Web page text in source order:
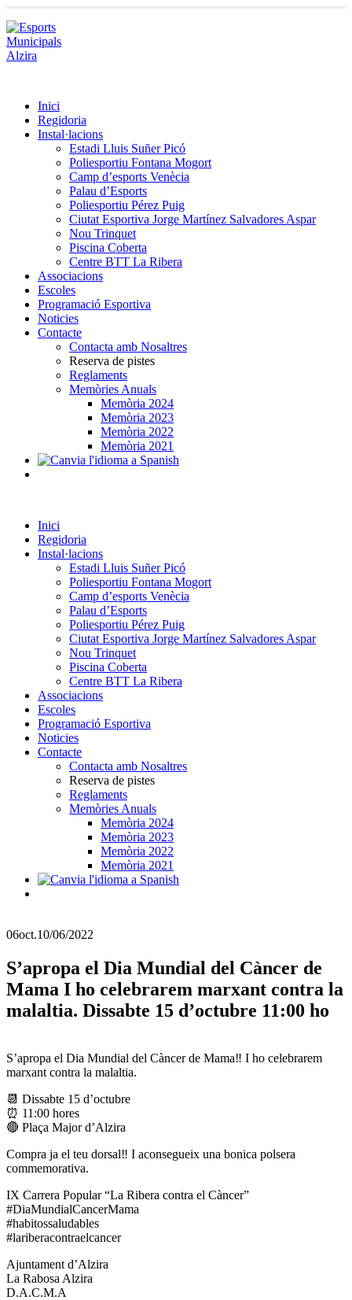
Inici
Regidoria
Instal·lacions
Estadi Lluis Suñer Picó
Poliesportiu Fontana Mogort
Camp d’esports Venècia
Palau d’Esports
Poliesportiu Pérez Puig
Ciutat Esportiva Jorge Martínez Salvadores Aspar
Nou Trinquet
Piscina Coberta
Centre BTT La Ribera
Associacions
Escoles
Programació Esportiva
Noticies
Contacte
Contacta amb Nosaltres
Reserva de pistes
Reglaments
Memòries Anuals
Memòria 2024
Memòria 2023
Memòria 2022
Memòria 2021
Inici
Regidoria
Instal·lacions
Estadi Lluis Suñer Picó
Poliesportiu Fontana Mogort
Camp d’esports Venècia
Palau d’Esports
Poliesportiu Pérez Puig
Ciutat Esportiva Jorge Martínez Salvadores Aspar
Nou Trinquet
Piscina Coberta
Centre BTT La Ribera
Associacions
Escoles
Programació Esportiva
Noticies
Contacte
Contacta amb Nosaltres
Reserva de pistes
Reglaments
Memòries Anuals
Memòria 2024
Memòria 2023
Memòria 2022
Memòria 2021
06oct.10/06/2022
S’apropa el Dia Mundial del Càncer de
Mama I ho celebrarem marxant contra la
malaltia. Dissabte 15 d’octubre 11:00 ho
S’apropa el Dia Mundial del Càncer de Mama‼️ I ho celebrarem
marxant contra la malaltia.
📆 Dissabte 15 d’octubre
⏰ 11:00 hores
🔴 Plaça Major d’Alzira
Compra ja el teu dorsal‼️ I aconsegueix una bonica polsera
commemorativa.
IX Carrera Popular “La Ribera contra el Càncer”
#DiaMundialCancerMama
#habitossaludables
#lariberacontraelcancer
Ajuntament d’Alzira
La Rabosa Alzira
D.A.C.M.A